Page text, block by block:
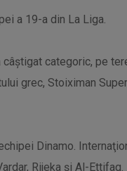
a 19-a din La Liga.
câștigat categoric, pe
grec, Stoiximan Super
Dinamo.
Rijeka şi Al-Ettifaq.